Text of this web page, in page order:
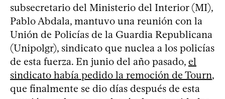
subsecretario del Ministerio del Interior (MI),
Pablo Abdala, mantuvo una reunión con la
Unión de Policías de la Guardia Republicana
(Unipolgr), sindicato que nuclea a los policías
de esta fuerza. En junio del año pasado, el
sindicato había pedido la remoción de Tourn,
que finalmente se dio días después de esta